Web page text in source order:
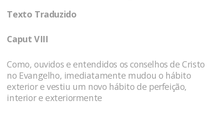
Texto Traduzido
Caput VIII
Como, ouvidos e entendidos os conselhos de Cristo
no Evangelho, imediatamente mudou o hábito
exterior e vestiu um novo hábito de perfeição,
interior e exteriormente